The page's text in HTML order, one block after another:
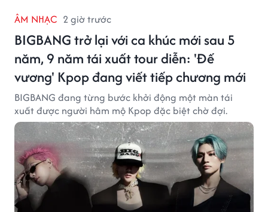
ÂM NHẠC 2 giờ trước
BIGBANG trở lại với ca khúc mới sau 5
năm, 9 năm tái xuất tour diễn: 'Đế
vương' Kpop đang viết tiếp chương mới
BIGBANG đang từng bước khởi động một màn tái
xuất được người hâm mộ Kpop đặc biệt chờ đợi.